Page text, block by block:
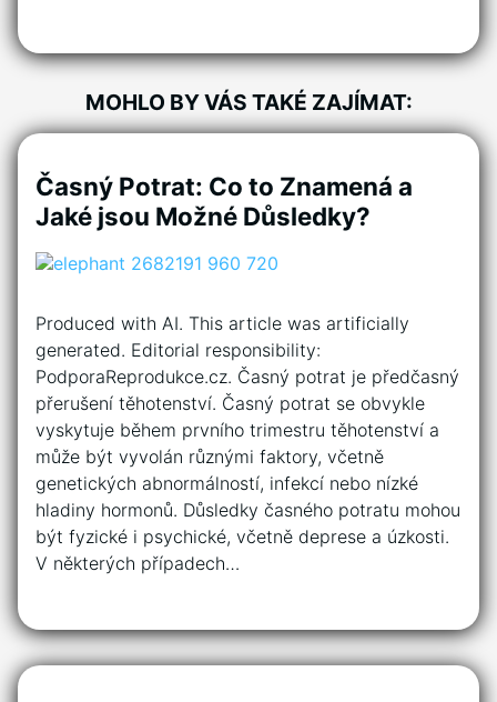
MOHLO BY VÁS TAKÉ ZAJÍMAT:
Časný Potrat: Co to Znamená a
Jaké jsou Možné Důsledky?
Produced with AI. This article was artificially
generated. Editorial responsibility:
PodporaReprodukce.cz. Časný potrat je předčasný
přerušení těhotenství. Časný potrat se obvykle
vyskytuje během prvního trimestru těhotenství a
může být vyvolán různými faktory, včetně
genetických abnormálností, infekcí nebo nízké
hladiny hormonů. Důsledky časného potratu mohou
být fyzické i psychické, včetně deprese a úzkosti.
V některých případech…